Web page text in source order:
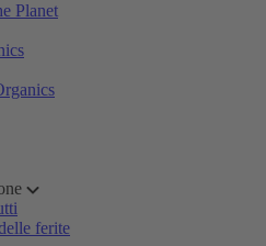
Planet
ferite